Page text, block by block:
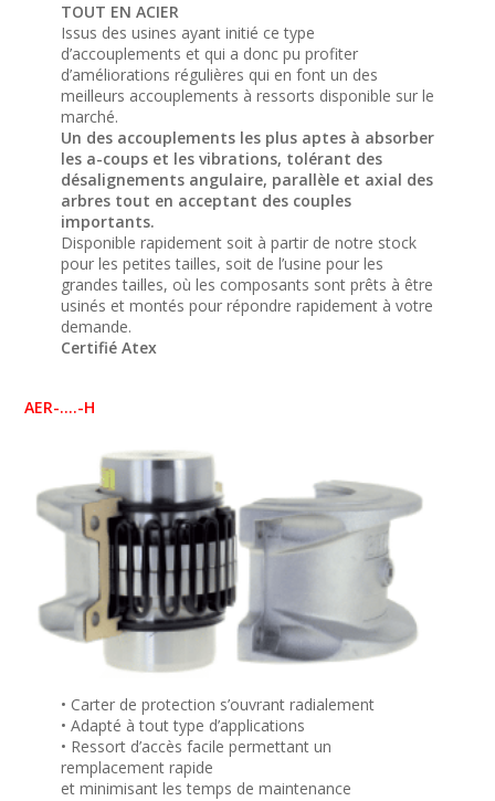
TOUT EN ACIER
Issus des usines ayant initié ce type
d’accouplements et qui a donc pu profiter
d’améliorations régulières qui en font un des
meilleurs accouplements à ressorts disponible sur le
marché.
Un des accouplements les plus aptes à absorber
les a-coups et les vibrations, tolérant des
désalignements angulaire, parallèle et axial des
arbres tout en acceptant des couples
importants.
Disponible rapidement soit à partir de notre stock
pour les petites tailles, soit de l’usine pour les
grandes tailles, où les composants sont prêts à être
usinés et montés pour répondre rapidement à votre
demande.
Certifié Atex
AER-….-H
• Carter de protection s’ouvrant radialement
• Adapté à tout type d’applications
• Ressort d’accès facile permettant un
remplacement rapide
et minimisant les temps de maintenance